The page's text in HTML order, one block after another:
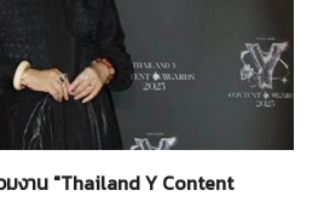
งาน "Thailand Y Content